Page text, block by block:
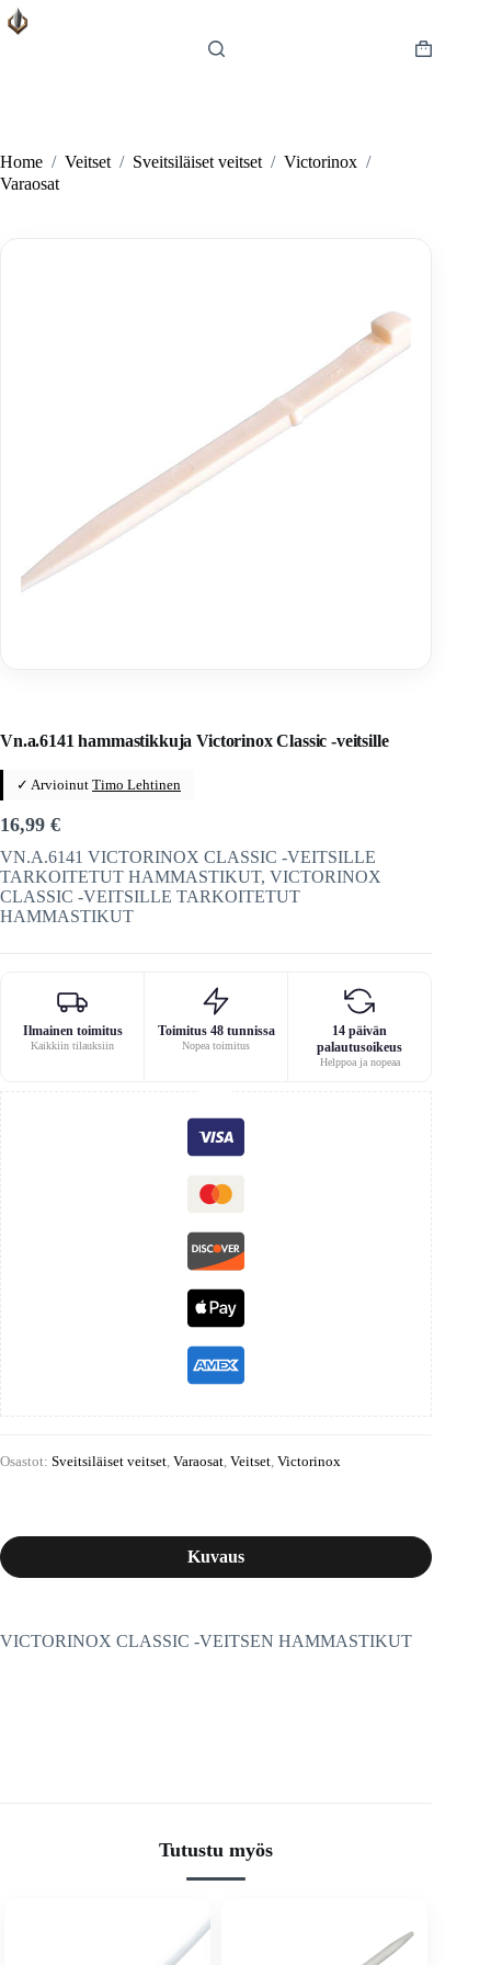
Skip
to
Shopping
Home / Veitset / Sveitsiläiset veitset / Victorinox /
Varaosat
Vn.a.6141 hammastikkuja Victorinox Classic -veitsille
✓ Arvioinut Timo Lehtinen
16,99 €
VN.A.6141 VICTORINOX CLASSIC -VEITSILLE
TARKOITETUT HAMMASTIKUT, VICTORINOX
CLASSIC -VEITSILLE TARKOITETUT
HAMMASTIKUT
Ilmainen toimitus
Kaikkiin tilauksiin
Toimitus 48 tunnissa
Nopea toimitus
14 päivän
palautusoikeus
Helppoa ja nopeaa
Osastot: Sveitsiläiset veitset, Varaosat, Veitset, Victorinox
Kuvaus
VICTORINOX CLASSIC -VEITSEN HAMMASTIKUT
Tutustu myös